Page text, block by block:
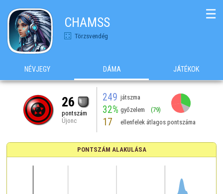
CHAMSS
Törzsvendég
☰
NÉVJEGY DÁMA JÁTÉKOK
26
pontszám
Újonc
249 játszma
32% győzelem (79)
17 ellenfelek átlagos pontszáma
PONTSZÁM ALAKULÁSA